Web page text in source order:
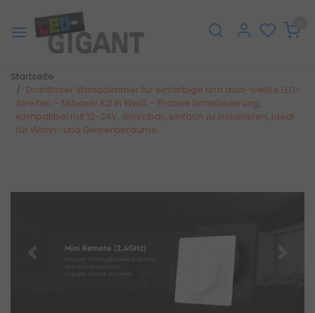
Startseite
Drahtloser Wanddimmer für einfarbige und dual-weiße LED-
Streifen – Miboxer K2 in Weiß – Präzise Lichtsteuerung,
kompatibel mit 12-24V, dimmbar, einfach zu installieren, ideal
für Wohn- und Gewerberäume
Zurück